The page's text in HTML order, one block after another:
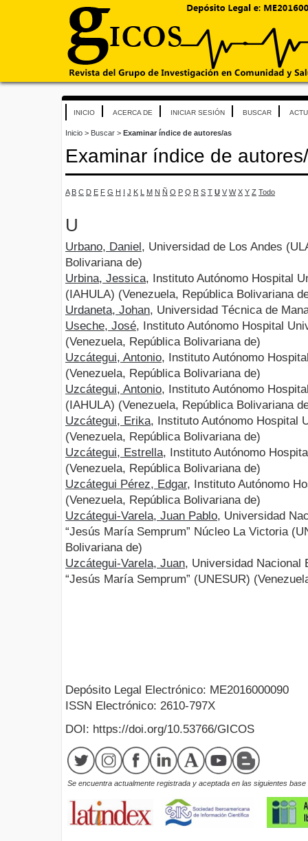
INICIO ACERCA DE INICIAR SESIÓN BUSCAR
Inicio > Buscar > Examinar índice de autores/as
Examinar índice de
A B C D E F G H I J K L M N Ñ O P Q R S T U V W X Y Z Todo
U
Urbano, Daniel , Universidad de Los Andes
Bolivariana de)
Urbina, Jessica, Instituto Autónomo Hospital
(IAHULA) (Venezuela, República Bolivariana
Urdaneta, Johan, Universidad Técnica de
Useche, José, Instituto Autónomo Hospital
(Venezuela, República Bolivariana de)
Uzcátegui, Antonio, Instituto Autónomo
(Venezuela, República Bolivariana de)
Uzcátegui, Antonio, Instituto Autónomo
(IAHULA) (Venezuela, República Bolivariana
Uzcátegui, Erika, Instituto Autónomo Hospital
(Venezuela, República Bolivariana de)
Uzcátegui, Estrella, Instituto Autónomo
(Venezuela, República Bolivariana de)
Uzcátegui Pérez, Edgar, Instituto Autónomo
(Venezuela, República Bolivariana de)
Uzcátegui-Varela, Juan Pablo, Universidad
“Jesús María Semprum” Núcleo La Victoria
Bolivariana de)
Uzcátegui-Varela, Juan, Universidad Nacional
“Jesús María Semprum” (UNESUR)
Depósito Legal Electrónico: ME2016000090
ISSN Electrónico: 2610-797X
DOI: https://doi.org/10.53766/GICOS
Se encuentra actualmente registrada y aceptada en las siguientes